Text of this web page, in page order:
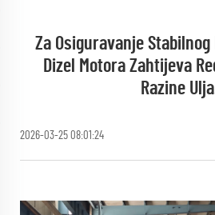
Za Osiguravanje Stabilnog
Dizel Motora Zahtijeva
Razine
2026-03-25 08:01:24